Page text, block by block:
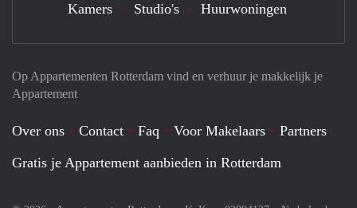
Op Appartementen Rotterdam vind en verhuur je makkelijk je
Appartement
Over ons Contact Faq Voor Makelaars
Partners
Gratis je Appartement aanbieden in Rotterdam
Kamers Studio's Huurwoningen